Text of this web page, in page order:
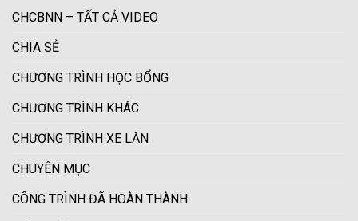
CHCBNN – TẤT CẢ VIDEO
CHIA SẺ
CHƯƠNG TRÌNH HỌC BỔNG
CHƯƠNG TRÌNH KHÁC
CHƯƠNG TRÌNH XE LĂN
CHUYÊN MỤC
CÔNG TRÌNH ĐÃ HOÀN THÀNH